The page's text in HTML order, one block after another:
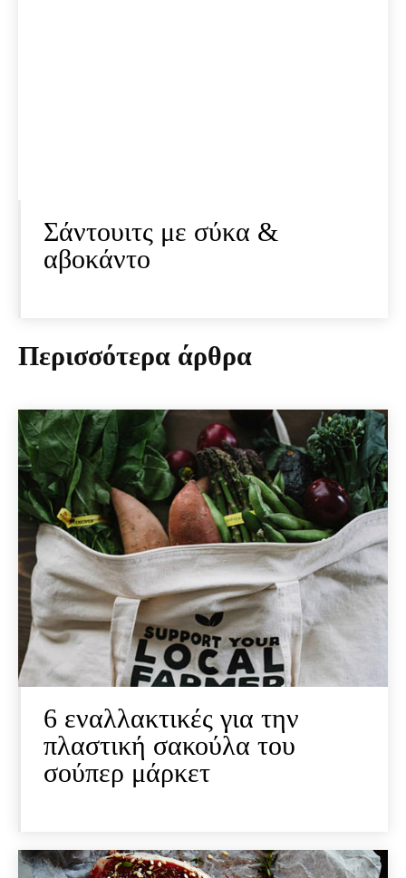
Σάντουιτς με σύκα &
αβοκάντο
Περισσότερα άρθρα
6 εναλλακτικές για την
πλαστική σακούλα του
σούπερ μάρκετ